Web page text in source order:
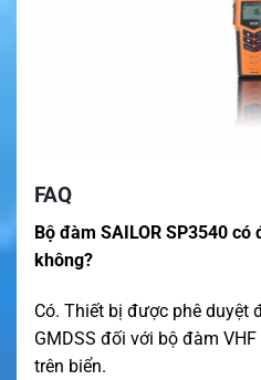
FAQ
Bộ đàm SAILOR SP3540 có
không?
Có. Thiết bị được phê duyệt
GMDSS đối với bộ đàm
trên biển.